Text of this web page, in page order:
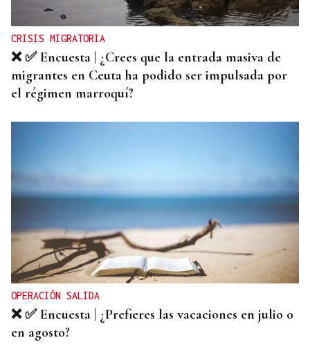
CRISIS MIGRATORIA
❌ ✅ Encuesta | ¿Crees que la entrada masiva de
migrantes en Ceuta ha podido ser impulsada por
el régimen marroquí?
OPERACIÓN SALIDA
❌ ✅ Encuesta | ¿Prefieres las vacaciones en julio o
en agosto?